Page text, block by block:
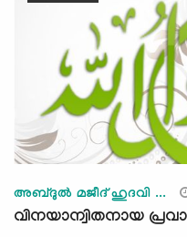
അബ്ദുല്‍ മജീദ് ഹുദവി ...
വിനയാന്വിതനായ